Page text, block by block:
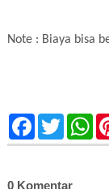
Note : Biaya bisa
F
c
o
T
w
i
e
W
a
0 Komentar